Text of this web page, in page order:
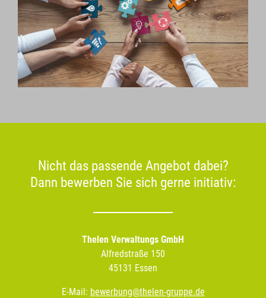
Nicht das passende Angebot dabei?
Dann bewerben Sie sich gerne initiativ:
Thelen Verwaltungs GmbH
Alfredstraße 150
45131 Essen
E-Mail: bewerbung@thelen-gruppe.de